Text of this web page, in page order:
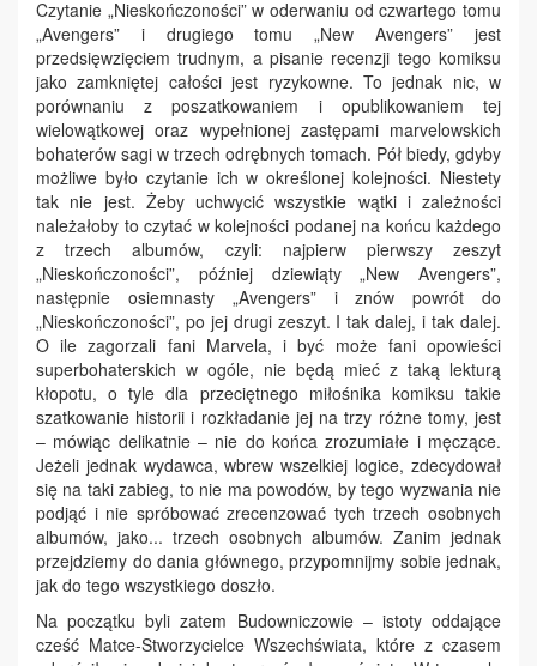
Czytanie „Nieskończoności” w oderwaniu od czwartego tomu
„Avengers” i drugiego tomu „New Avengers” jest
przedsięwzięciem trudnym, a pisanie recenzji tego komiksu
jako zamkniętej całości jest ryzykowne. To jednak nic, w
porównaniu z poszatkowaniem i opublikowaniem tej
wielowątkowej oraz wypełnionej zastępami marvelowskich
bohaterów sagi w trzech odrębnych tomach. Pół biedy, gdyby
możliwe było czytanie ich w określonej kolejności. Niestety
tak nie jest. Żeby uchwycić wszystkie wątki i zależności
należałoby to czytać w kolejności podanej na końcu każdego
z trzech albumów, czyli: najpierw pierwszy zeszyt
„Nieskończoności”, później dziewiąty „New Avengers”,
następnie osiemnasty „Avengers” i znów powrót do
„Nieskończoności”, po jej drugi zeszyt. I tak dalej, i tak dalej.
O ile zagorzali fani Marvela, i być może fani opowieści
superbohaterskich w ogóle, nie będą mieć z taką lekturą
kłopotu, o tyle dla przeciętnego miłośnika komiksu takie
szatkowanie historii i rozkładanie jej na trzy różne tomy, jest
– mówiąc delikatnie – nie do końca zrozumiałe i męczące.
Jeżeli jednak wydawca, wbrew wszelkiej logice, zdecydował
się na taki zabieg, to nie ma powodów, by tego wyzwania nie
podjąć i nie spróbować zrecenzować tych trzech osobnych
albumów, jako... trzech osobnych albumów. Zanim jednak
przejdziemy do dania głównego, przypomnijmy sobie jednak,
jak do tego wszystkiego doszło.
Na początku byli zatem Budowniczowie – istoty oddające
cześć Matce-Stworzycielce Wszechświata, które z czasem